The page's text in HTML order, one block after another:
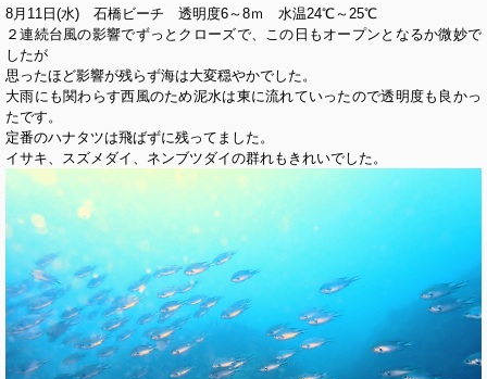
8月11日(水) 石橋ビーチ 透明度6～8ｍ 水温24℃～25℃
２連続台風の影響でずっとクローズで、この日もオープンとなるか微妙で
したが
思ったほど影響が残らず海は大変穏やかでした。
大雨にも関わらす西風のため泥水は東に流れていったので透明度も良かっ
たです。
定番のハナタツは飛ばずに残ってました。
イサキ、スズメダイ、ネンブツダイの群れもきれいでした。